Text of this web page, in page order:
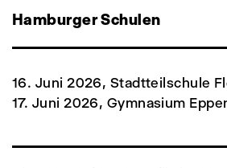
Hamburger Schulen
16. Juni 2026, Stadtteilschule
17. Juni 2026, Gymnasium